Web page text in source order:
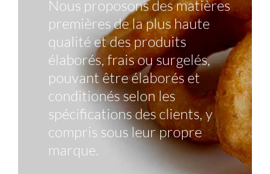
Nous proposons des matières
premières de la plus haute
qualité et des produits
élaborés, frais ou surgelés,
pouvant être élaborés et
conditionés selon les
spécifications des clients, y
compris sous leur propre
marque.